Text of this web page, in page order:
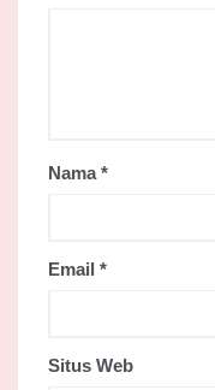
Nama*
Email *
Situs Web